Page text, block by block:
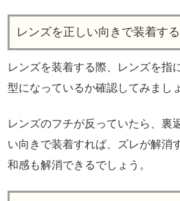
レンズを正しい向きで装着する
レンズを装着する際、レンズを指
型になっているか確認してみまし
レンズのフチが反っていたら、裏
い向きで装着すれば、ズレが解消
和感も解消できるでしょう。